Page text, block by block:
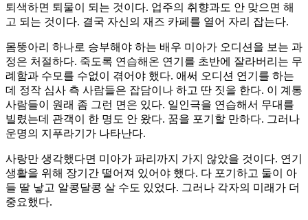
퇴색하면 퇴물이 되는 것이다. 업주의 취향과도 안 맞으면 해
고 되는 것이다. 결국 자신의 재즈 카페를 열어 자리 잡는다.
몸뚱아리 하나로 승부해야 하는 배우 미아가 오디션을 보는 과
정은 처절하다. 죽도록 연습해온 연기를 초반에 잘라버리는 무
례함과 수모를 수없이 겪어야 했다. 애써 오디션 연기를 하는
데 정작 심사 측 사람들은 잡담이나 하고 딴 짓을 한다. 이 계통
사람들이 원래 좀 그런 면은 있다. 일인극을 연습해서 무대를
빌렸는데 관객이 한 명도 안 왔다. 꿈을 포기할 만하다. 그러나
운명의 지푸라기가 나타난다.
사랑만 생각했다면 미아가 파리까지 가지 않았을 것이다. 연기
생활을 위해 장기간 떨어져 있어야 했다. 다 포기하고 둘이 아
들 딸 낳고 알콩달콩 살 수도 있었다. 그러나 각자의 미래가 더
중요했다.